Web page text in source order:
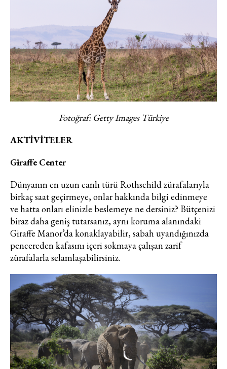
Fotoğraf: Getty Images Türkiye
AKTİVİTELER
Giraffe Center
Dünyanın en uzun canlı türü Rothschild zürafalarıyla
birkaç saat geçirmeye, onlar hakkında bilgi edinmeye
ve hatta onları elinizle beslemeye ne dersiniz? Bütçenizi
biraz daha geniş tutarsanız, aynı koruma alanındaki
Giraffe Manor’da konaklayabilir, sabah uyandığınızda
pencereden kafasını içeri sokmaya çalışan zarif
zürafalarla selamlaşabilirsiniz.